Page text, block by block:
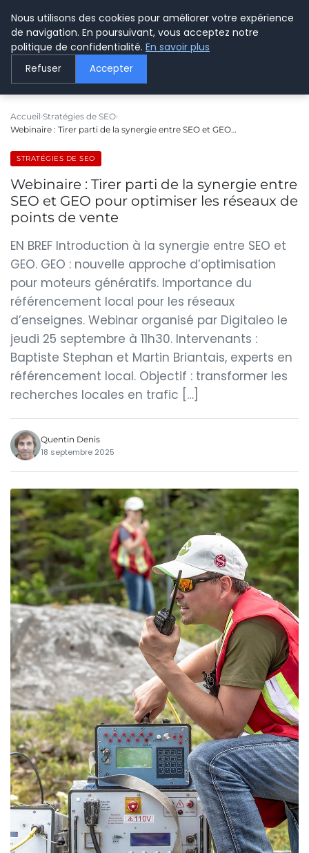
LE WEBMARKETING
Accueil Stratégies de SEO
Webinaire : Tirer parti de la synergie entre SEO et GEO…
STRATÉGIES DE SEO
Webinaire : Tirer parti de la synergie entre
SEO et GEO pour optimiser les réseaux de
points de vente
EN BREF Introduction à la synergie entre SEO et
GEO. GEO : nouvelle approche d’optimisation
pour moteurs génératifs. Importance du
référencement local pour les réseaux
d’enseignes. Webinar organisé par Digitaleo le
jeudi 25 septembre à 11h30. Intervenants :
Baptiste Stephan et Martin Briantais, experts en
référencement local. Objectif : transformer les
recherches locales en trafic […]
Quentin Denis
18 septembre 2025
Nous utilisons des cookies pour améliorer votre expérience
de navigation. En poursuivant, vous acceptez notre
politique de confidentialité. En savoir plus
Refuser Accepter